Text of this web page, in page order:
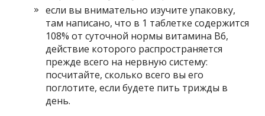
если вы внимательно изучите упаковку,
там написано, что в 1 таблетке содержится
108% от суточной нормы витамина В6,
действие которого распространяется
прежде всего на нервную систему:
посчитайте, сколько всего вы его
поглотите, если будете пить трижды в
день.